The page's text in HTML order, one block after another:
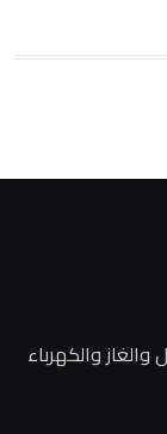
والكهرباء